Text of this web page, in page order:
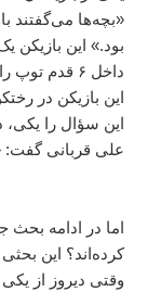
«بچه‌ها می‌گفتند
بود.» این بازیکن
داخل ۶ قدم
این بازیکن در
این سؤال را یکی،
علی قربانی
اما در ادامه بحث
کرده‌اند؟ این
وقتی دیروز از